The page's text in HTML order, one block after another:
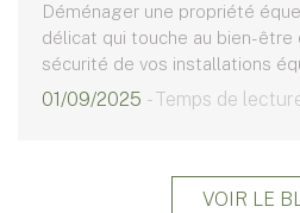
Déménager une propriété
délicat qui touche au bien-être
sécurité de vos installations
01/09/2025 - Temps de
VOIR LE